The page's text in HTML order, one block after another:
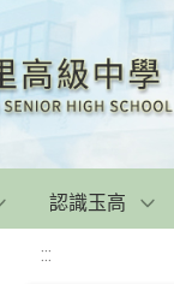
認識玉高
:::